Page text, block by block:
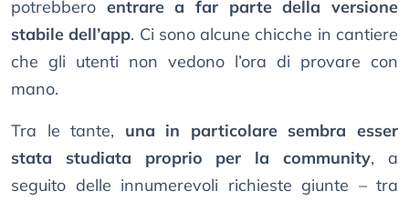
potrebbero entrare a far parte della versione
stabile dell’app. Ci sono alcune chicche in cantiere
che gli utenti non vedono l’ora di provare con
mano.
Tra le tante, una in particolare sembra esser
stata studiata proprio per la community, a
seguito delle innumerevoli richieste giunte – tra